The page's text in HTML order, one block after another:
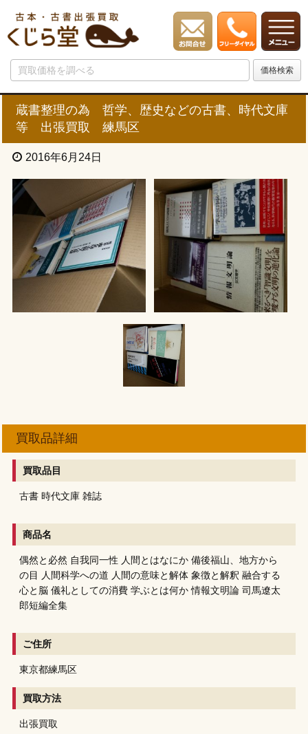
蔵書整理の為 哲学、歴史などの古書、時代文庫
等 出張買取 練馬区
2016年6月24日
買取品詳細
買取品目
古書時代文庫雑誌
商品名
偶然と必然 自我同一性 人間とはなにか備後福山、地方から
の目 人間科学への道 人間の意味と解体象徴と解釈 融合する
心と脳儀礼としての消費学ぶとは何か情報文明論司馬遼太
郎短編全集
ご住所
東京都練馬区
買取方法
出張買取